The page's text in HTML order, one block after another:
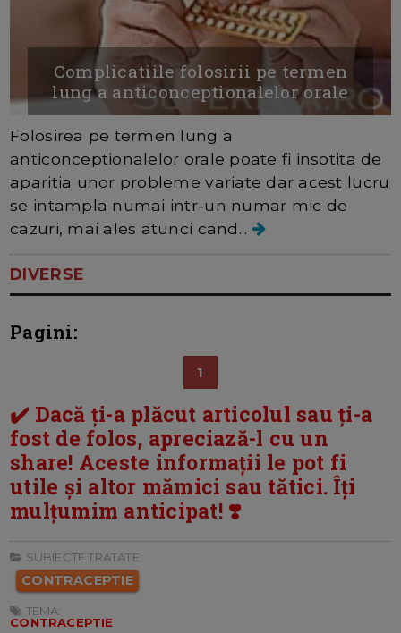
Complicatiile folosirii pe termen
lung a anticonceptionalelor orale
Folosirea pe termen lung a
anticonceptionalelor orale poate fi insotita de
aparitia unor probleme variate dar acest lucru
se intampla numai intr-un numar mic de
cazuri, mai ales atunci cand...
DIVERSE
Pagini:
1
✔️ Dacă ți-a plăcut articolul sau ți-a
fost de folos, apreciază-l cu un
share! Aceste informații le pot fi
utile și altor mămici sau tătici. Îți
mulțumim anticipat! ❣️
SUBIECTE TRATATE:
CONTRACEPTIE
TEMA:
CONTRACEPTIE